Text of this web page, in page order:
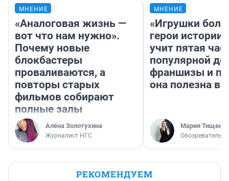
МНЕНИЕ
«Аналоговая жизнь —
вот что нам нужно».
Почему новые
блокбастеры
проваливаются, а
повторы старых
фильмов собирают
полные залы
Алёна Золотухина
Журналист НГС
МНЕНИЕ
«Игрушки
герои
учит пятая
популярной
франшизы и
она полезна
Мария Тищенко
Обозреватель
РЕКОМЕНДУЕМ